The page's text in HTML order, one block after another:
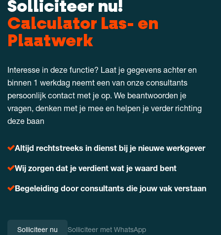
Solliciteer nu!
Calculator Las- en
Plaatwerk
Interesse in deze functie? Laat je gegevens achter en
binnen 1 werkdag neemt een van onze consultants
persoonlijk contact met je op. We beantwoorden je
vragen, denken met je mee en helpen je verder richting
deze baan
Altijd rechtstreeks in dienst bij je nieuwe werkgever
Wij zorgen dat je verdient wat je waard bent
Begeleiding door consultants die jouw vak verstaan
Solliciteer nu Solliciteer met WhatsApp